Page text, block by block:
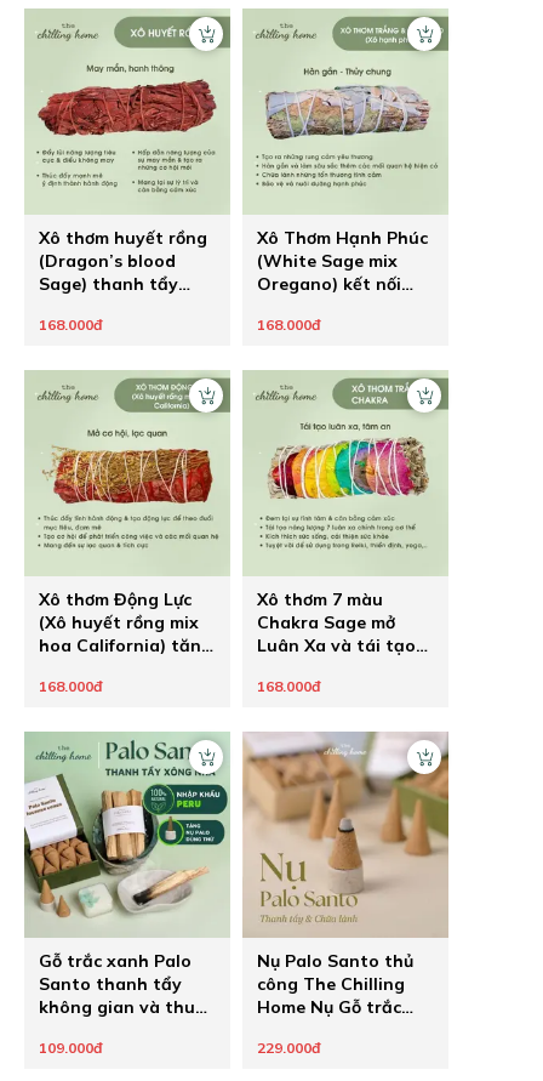
Xô thơm huyết rồng
(Dragon’s blood
Sage) thanh tẩy
mắn
168.000đ
Xô Thơm Hạnh Phúc
(White Sage mix
Oregano) kết nối
mãnh liệt
168.000đ
Xô thơm Động Lực
(Xô huyết rồng mix
hoa California) tăng
đuổi đam mê
168.000đ
Xô thơm 7 màu
Chakra Sage mở
Luân Xa và tái tạo
168.000đ
Gỗ trắc xanh Palo
Santo thanh tẩy
không gian và thu
cực
109.000đ
Nụ Palo Santo thủ
công The Chilling
Home Nụ Gỗ trắc
Peru thanh lọc
229.000đ